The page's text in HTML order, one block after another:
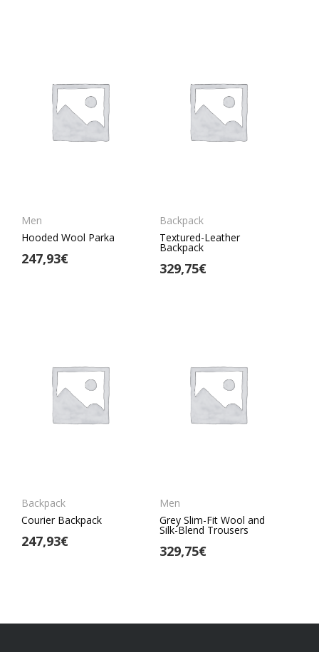
Men
Hooded Wool Parka
247,93€
Backpack
Textured-Leather
Backpack
329,75€
Backpack
Courier Backpack
247,93€
Men
Grey Slim-Fit Wool and
Silk-Blend Trousers
329,75€